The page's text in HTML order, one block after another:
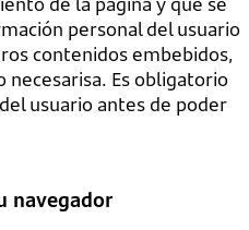
personal del usuario
contenidos embebidos,
necesarisa. Es obligatorio
usuario antes de poder
navegador